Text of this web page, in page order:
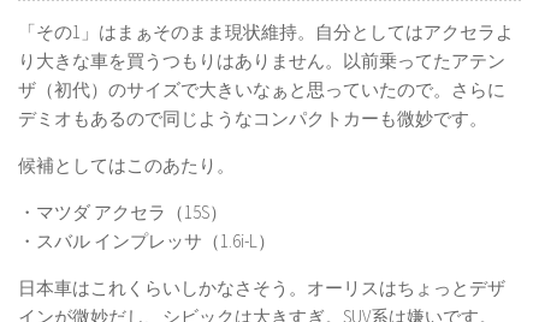
「その1」はまぁそのまま現状維持。自分としてはアクセラよ
り大きな車を買うつもりはありません。以前乗ってたアテン
ザ（初代）のサイズで大きいなぁと思っていたので。さらに
デミオもあるので同じようなコンパクトカーも微妙です。
候補としてはこのあたり。
・マツダ アクセラ（15S）
・スバル インプレッサ（1.6i-L）
日本車はこれくらいしかなさそう。オーリスはちょっとデザ
インが微妙だし、シビックは大きすぎ。SUV系は嫌いです。